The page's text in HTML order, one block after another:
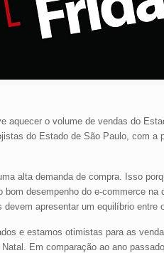
aquecer o volume de vendas do
do Estado de São Paulo, com
alta demanda de compra. Isso
desempenho do e-commerce
apresentar um equilíbrio entre
e estamos otimistas para as
Em comparação ao ano